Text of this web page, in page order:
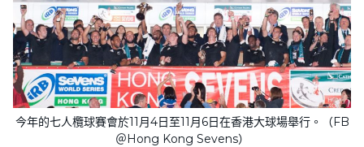
今年的七人欖球賽會於11月4日至11月6日在香港大球場舉行。（FB
＠Hong Kong Sevens）